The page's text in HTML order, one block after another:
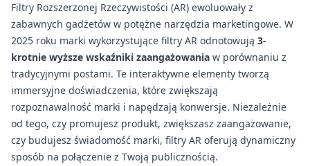
Filtry Rozszerzonej Rzeczywistości (AR) ewoluowały z
zabawnych gadżetów w potężne narzędzia marketingowe. W
2025 roku marki wykorzystujące filtry AR odnotowują 3-
krotnie wyższe wskaźniki zaangażowania w porównaniu z
tradycyjnymi postami. Te interaktywne elementy tworzą
immersyjne doświadczenia, które zwiększają
rozpoznawalność marki i napędzają konwersje. Niezależnie
od tego, czy promujesz produkt, zwiększasz zaangażowanie,
czy budujesz świadomość marki, filtry AR oferują dynamiczny
sposób na połączenie z Twoją publicznością.